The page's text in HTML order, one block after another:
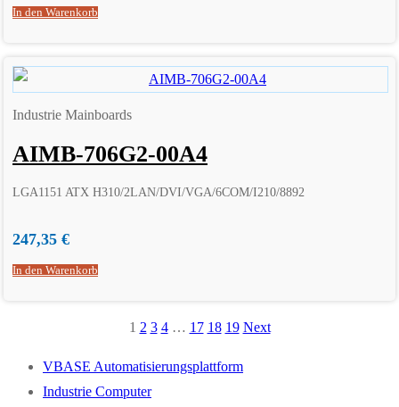
In den Warenkorb
Industrie Mainboards
AIMB-706G2-00A4
LGA1151 ATX H310/2LAN/DVI/VGA/6COM/I210/8892
247,35 €
In den Warenkorb
1 2 3 4 … 17 18 19 Next
VBASE Automatisierungsplattform
Industrie Computer